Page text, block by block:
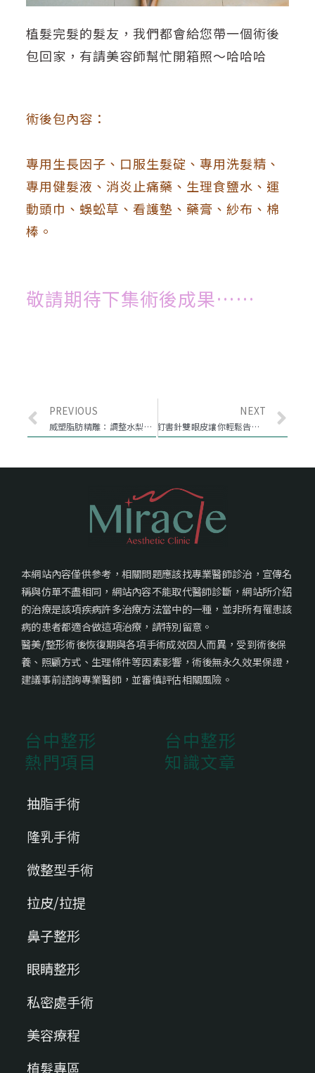
植髮完髮的髮友，我們都會給您帶一個術後
包回家，有請美容師幫忙開箱照～哈哈哈
術後包內容 ：
​專用生長因子 、 口服生髮碇 、 專用洗髮精 、
專用健髮液 、消炎止痛藥 、 生理食鹽水 、 運
動頭巾 、 蜈蚣草 、看護墊 、 藥膏 、紗布 、 棉
棒。
敬請期待下集術後成果……
PREVIOUS
威塑脂肪精雕：調整水梨下半身矮胖感，還我勻稱比例好身材
NEXT
釘書針雙眼皮讓你輕鬆告別單眼皮，懶人也要愛美！
本網站內容僅供參考，相關問題應該找專業醫師診治，宣傳名
稱與仿單不盡相同，網站內容不能取代醫師診斷，網站所介紹
的治療是該項疾病許多治療方法當中的一種，並非所有罹患該
病的患者都適合做這項治療，請特別留意。
醫美/整形術後恢復期與各項手術成效因人而異，受到術後保
養、照顧方式、生理條件等因素影響，術後無永久效果保證，
建議事前諮詢專業醫師，並審慎評估相關風險。
台中整形
熱門項目
抽脂手術
隆乳手術
微整型手術
拉皮/拉提
鼻子整形
眼睛整形
私密處手術
美容療程
植髮專區
台中整形
知識文章